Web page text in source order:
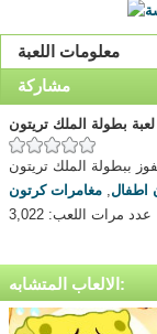
معلومات اللعبة
مشاركة
لعبة بطولة الملك تريتون
ببطولة الملك تريتون
اطفال, مغامرات كرتون
عدد مرات اللعب: 3,022
الالعاب المتشابه: